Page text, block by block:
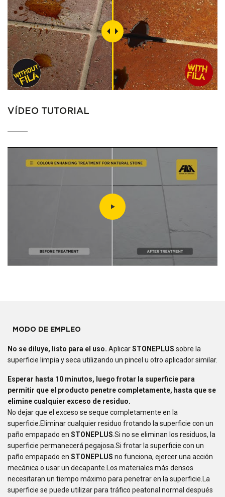
VÍDEO TUTORIAL
MODO DE EMPLEO
No se diluye, listo para el uso. AplicarSTONEPLUS sobre la
superficie limpia y seca utilizando un pincel u otro aplicador similar.
Esperar hasta 10 minutos, luego frotar la superficie para
permitir que el producto penetre completamente, hasta que se
elimine cualquier exceso de residuo.
No dejar que el exceso se seque completamente en la
superficie.Eliminar cualquier residuo frotando la superficie con un
paño empapado en STONEPLUS.Si no se eliminan los residuos, la
superficie permanecerá pegajosa.Si frotar la superficie con un
paño empapado en STONEPLUS no funciona, ejercer una acción
mecánica o usar un decapante.Los materiales más densos
necesitaran un tiempo máximo para penetrar en la superficie.La
superficie se puede utilizar para tráfico peatonal normal después